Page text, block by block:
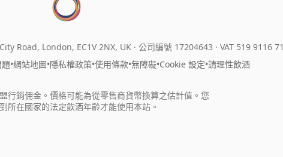
Road, London, EC1V 2NX, UK · 公司編號 17204643 · VAT 519 9116 71
•網站地圖•隱私權政策•使用條款•無障礙•Cookie 設定•請理性飲酒
行銷佣金。價格可能為從零售商貨幣換算之估計值。您
所在國家的法定飲酒年齡才能使用本站。